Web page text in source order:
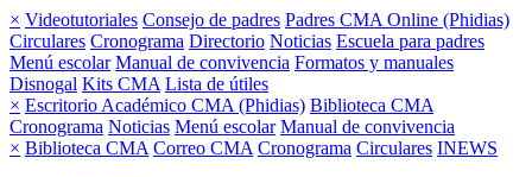
× Videotutoriales Consejo de padres Padres CMA Online (Phidias)
Circulares Cronograma Directorio Noticias Escuela para padres
Menú escolar Manual de convivencia Formatos y manuales
Disnogal Kits CMA Lista de útiles
× Escritorio Académico CMA (Phidias) Biblioteca CMA
Cronograma Noticias Menú escolar Manual de convivencia
× Biblioteca CMA Correo CMA Cronograma Circulares INEWS